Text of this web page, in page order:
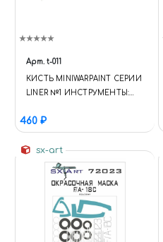
Арт. t-011
КИСТЬ MINIWARPAINT СЕРИИ
LINER №1 ИНСТРУМЕНТЫ:
460 ₽
sx-art